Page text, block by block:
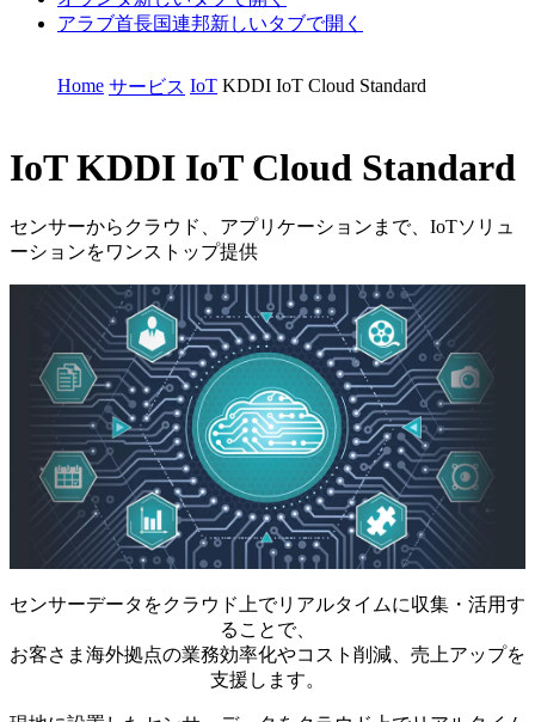
アラブ首長国連邦新しいタブで開く
Home サービス IoT KDDI IoT Cloud Standard
IoT KDDI IoT Cloud Standard
センサーからクラウド、アプリケーションまで、IoTソリュ
ーションをワンストップ提供
センサーデータをクラウド上でリアルタイムに収集・活用す
ることで、
お客さま海外拠点の業務効率化やコスト削減、売上アップを
支援します。